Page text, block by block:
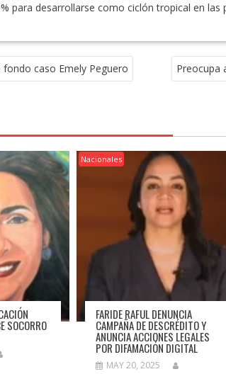
para desarrollarse como ciclón tropical en las
caso Emely Peguero Preocupa
SOCORRO
Nacionales
FARIDE RAFUL DENUNCIA
CAMPAÑA DE DESCRÉDITO Y
ANUNCIA ACCIONES LEGALES
POR DIFAMACIÓN DIGITAL
MAY 20, 2025